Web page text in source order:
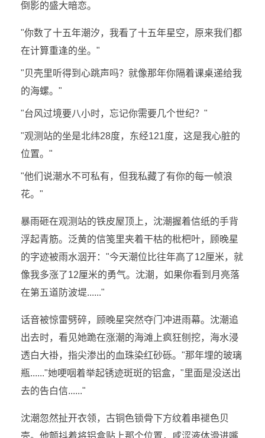
倒影的盛大暗恋。
"你数了十五年潮汐，我看了十五年星空，原来我们都
在计算重逢的坐。"
"贝壳里听得到心跳声吗？就像那年你隔着课桌递给我
的海螺。"
"台风过境要八小时，忘记你需要几个世纪？"
"观测站的坐是北纬28度，东经121度，这是我心脏的
位置。"
"他们说潮水不可私有，但我私藏了有你的每一帧浪
花。"
暴雨砸在观测站的铁皮屋顶上，沈潮握着信纸的手背
浮起青筋。泛黄的信笺里夹着干枯的枇杷叶，顾晚星
的字迹被雨水洇开："今天潮位比往年高了12厘米，就
像我多涨了12厘米的勇气。沈潮，如果你看到月亮落
在第五道防波堤......"
话音被惊雷劈碎，顾晚星突然夺门冲进雨幕。沈潮追
出去时，看见她跪在涨潮的海滩上疯狂刨挖，海水浸
透白大褂，指尖渗出的血珠染红砂砾。"那年埋的玻璃
瓶......"她哽咽着举起锈迹斑斑的铝盒，"里面是没送出
去的告白信......"
沈潮忽然扯开衣领，古铜色锁骨下方纹着串褪色贝
壳。他颤抖着将铝盒贴上那个位置，咸涩液体滑进嘴